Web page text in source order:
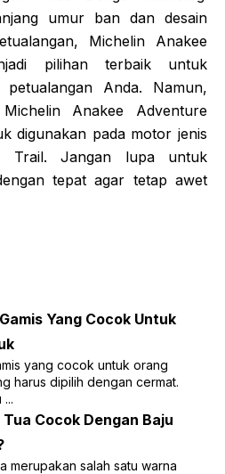
umur ban dan desain
Michelin Anakee
pilihan terbaik untuk
petualangan Anda. Namun,
Anakee Adventure
digunakan pada motor jenis
Trail. Jangan lupa untuk
tepat agar tetap awet
Yang Cocok Untuk
yang cocok untuk orang
harus dipilih dengan cermat.
Cocok Dengan Baju
merupakan salah satu warna